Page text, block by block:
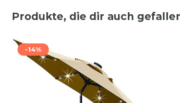
Produkte, die dir auch
-14%